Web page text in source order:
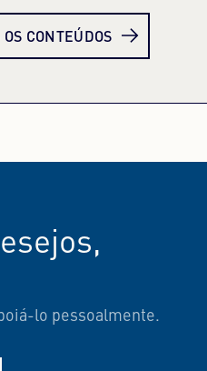
CONTEÚDOS
lo pessoalmente.